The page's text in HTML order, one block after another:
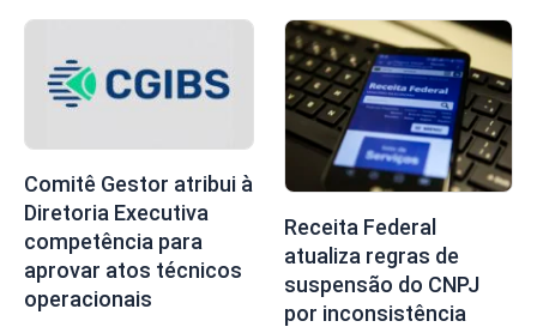
Comitê Gestor atribui à
Diretoria Executiva
competência para
aprovar atos técnicos
operacionais
Receita Federal
atualiza regras de
suspensão do CNPJ
por inconsistência